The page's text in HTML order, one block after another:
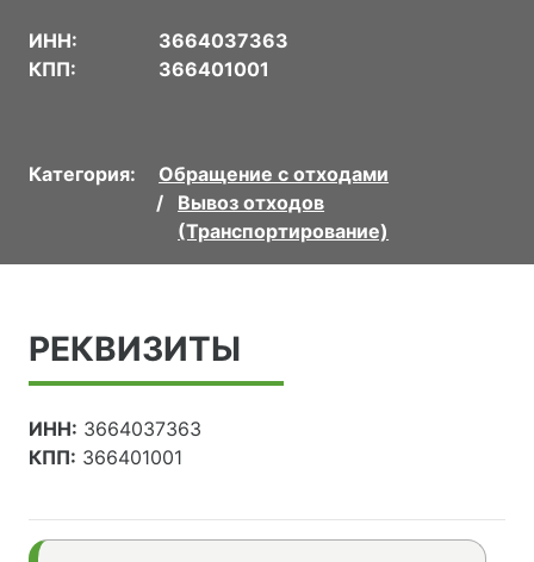
ИНН:
3664037363
КПП:
366401001
Категория:
Обращение с отходами
Вывоз отходов
(Транспортирование)
РЕКВИЗИТЫ
ИНН: 3664037363
КПП: 366401001